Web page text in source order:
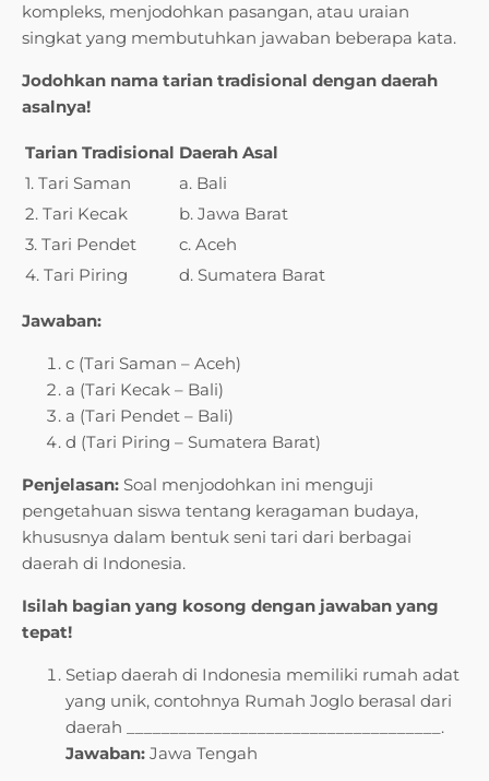
kompleks, menjodohkan pasangan, atau uraian
singkat yang membutuhkan jawaban beberapa kata.
Jodohkan nama tarian tradisional dengan daerah
asalnya!
Tarian Tradisional Daerah Asal
1. Tari Saman
a. Bali
2. Tari Kecak
b. Jawa Barat
3. Tari Pendet
c. Aceh
4. Tari Piring
d. Sumatera Barat
Jawaban:
c (Tari Saman – Aceh)
a (Tari Kecak – Bali)
a (Tari Pendet – Bali)
d (Tari Piring – Sumatera Barat)
Penjelasan: Soal menjodohkan ini menguji
pengetahuan siswa tentang keragaman budaya,
khususnya dalam bentuk seni tari dari berbagai
daerah di Indonesia.
Isilah bagian yang kosong dengan jawaban yang
tepat!
Setiap daerah di Indonesia memiliki rumah adat
yang unik, contohnya Rumah Joglo berasal dari
daerah ____________________________________.
Jawaban: Jawa Tengah